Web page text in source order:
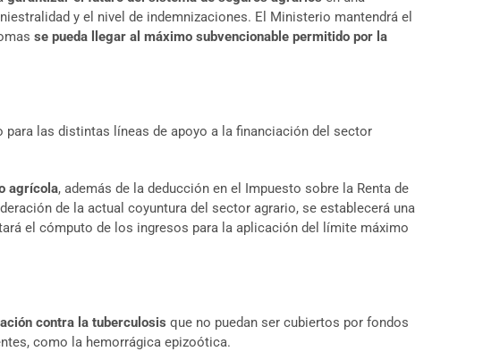
y el nivel de indemnizaciones. El Ministerio mantendrá el
se pueda llegar al máximo subvencionable permitido por la
las distintas líneas de apoyo a la financiación del sector
agrícola, además de la deducción en el Impuesto sobre la Renta de
de la actual coyuntura del sector agrario, se establecerá una
el cómputo de los ingresos para la aplicación del límite máximo
contra la tuberculosis que no puedan ser cubiertos por fondos
como la hemorrágica epizoótica.